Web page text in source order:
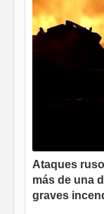
Ataques
más de una
graves